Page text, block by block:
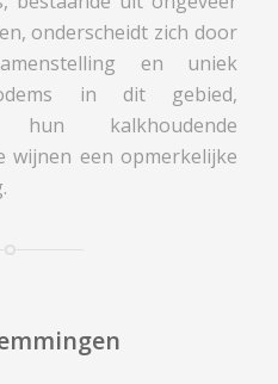
onderscheidt zich door
en uniek
in dit gebied,
kalkhoudende
wijnen een opmerkelijke